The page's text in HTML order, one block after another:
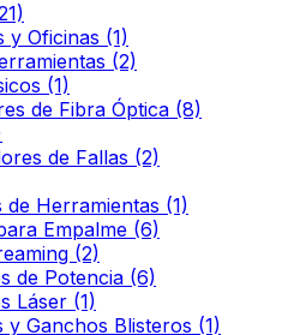
y Oficinas (1)
(2)
(1)
de Fibra Óptica (8)
de Fallas (2)
de Herramientas (1)
Empalme (6)
(2)
de Potencia (6)
Láser (1)
y Ganchos Blisteros (1)